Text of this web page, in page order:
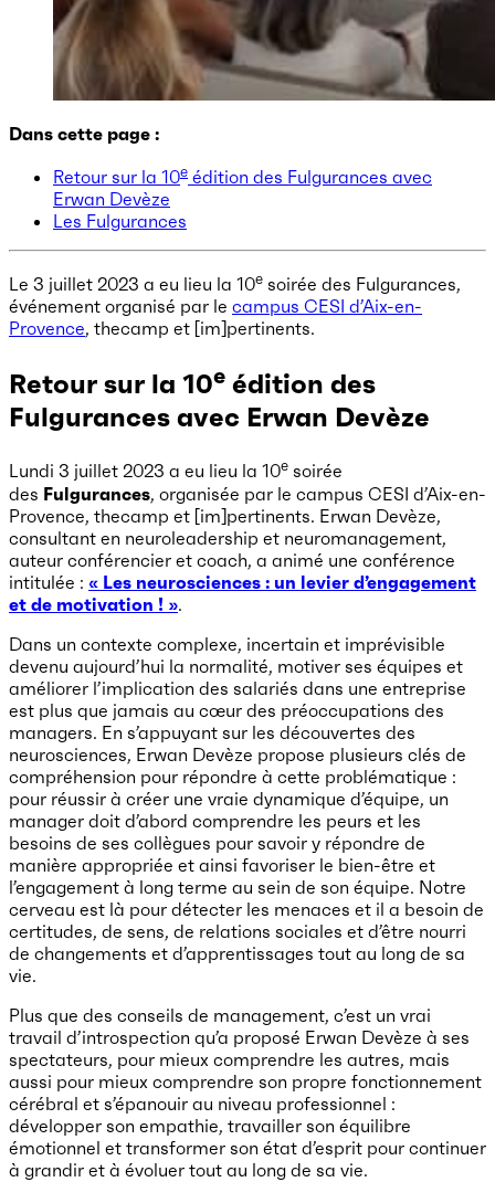
Dans cette page :
Retour sur la 10e édition des Fulgurances avec
Erwan Devèze
Les Fulgurances
Le 3 juillet 2023 a eu lieu la 10e soirée des Fulgurances,
événement organisé par le campus CESI d’Aix-en-
Provence, thecamp et [im]pertinents.
Retour sur la 10e édition des
Fulgurances avec Erwan Devèze
Lundi 3 juillet 2023 a eu lieu la 10e soirée
des Fulgurances, organisée par le campus CESI d’Aix-en-
Provence, thecamp et [im]pertinents. Erwan Devèze,
consultant en neuroleadership et neuromanagement,
auteur conférencier et coach, a animé une conférence
intitulée : « Les neurosciences : un levier d’engagement
et de motivation ! ».
Dans un contexte complexe, incertain et imprévisible
devenu aujourd’hui la normalité, motiver ses équipes et
améliorer l’implication des salariés dans une entreprise
est plus que jamais au cœur des préoccupations des
managers. En s’appuyant sur les découvertes des
neurosciences, Erwan Devèze propose plusieurs clés de
compréhension pour répondre à cette problématique :
pour réussir à créer une vraie dynamique d’équipe, un
manager doit d’abord comprendre les peurs et les
besoins de ses collègues pour savoir y répondre de
manière appropriée et ainsi favoriser le bien-être et
l’engagement à long terme au sein de son équipe. Notre
cerveau est là pour détecter les menaces et il a besoin de
certitudes, de sens, de relations sociales et d’être nourri
de changements et d’apprentissages tout au long de sa
vie.
Plus que des conseils de management, c’est un vrai
travail d’introspection qu’a proposé Erwan Devèze à ses
spectateurs, pour mieux comprendre les autres, mais
aussi pour mieux comprendre son propre fonctionnement
cérébral et s’épanouir au niveau professionnel :
développer son empathie, travailler son équilibre
émotionnel et transformer son état d’esprit pour continuer
à grandir et à évoluer tout au long de sa vie.